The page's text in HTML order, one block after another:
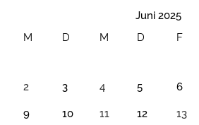
Juni 2025
M
D M D F
2 3 4 5 6
9 10 11 12 13